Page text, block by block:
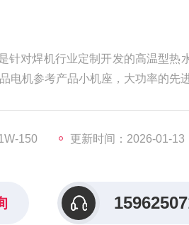
针对焊机行业定制开发的高温型热
电机参考产品小机座，大功率的先
150 更新时间：2026-01-13